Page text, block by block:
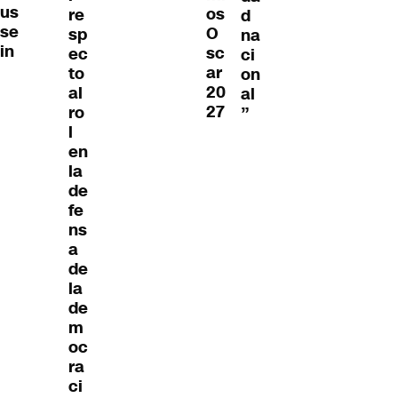
us
se
in
re
sp
ec
to
al
ro
l
en
la
de
fe
ns
a
de
la
de
m
oc
ra
ci
os
O
sc
ar
20
27
d
na
ci
on
al
”